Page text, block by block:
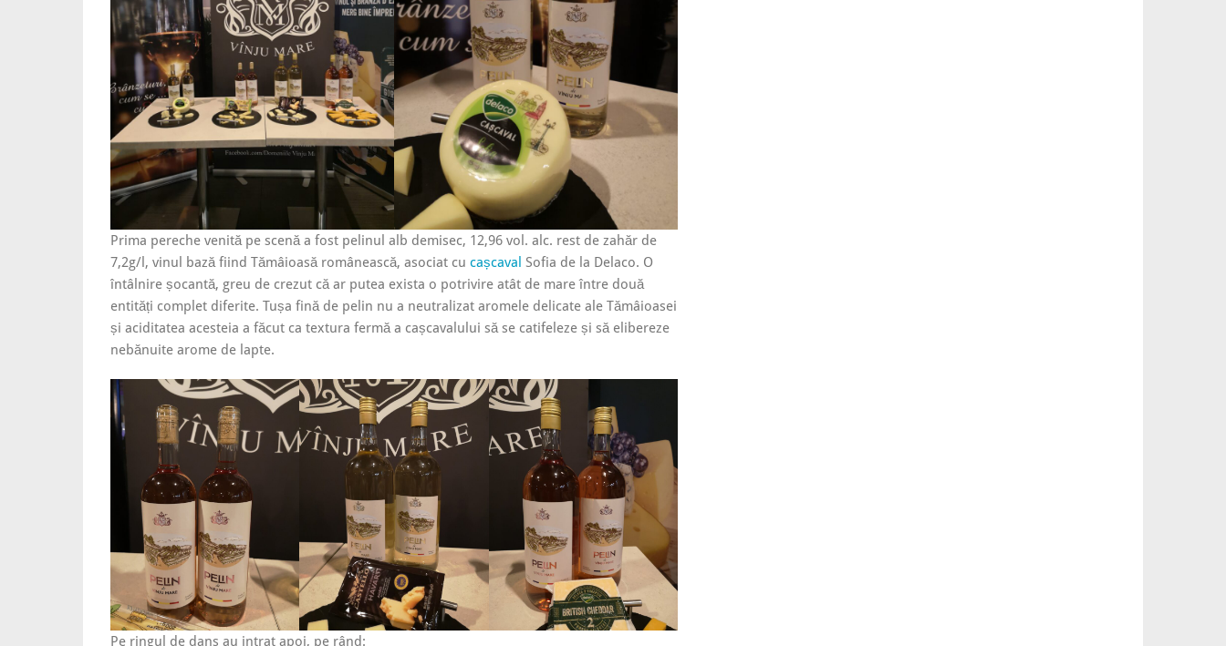
Prima pereche venită pe scenă a fost pelinul alb demisec, 12,96 vol. alc. rest de zahăr de
7,2g/l, vinul bază fiind Tămâioasă românească, asociat cu cașcaval Sofia de la Delaco. O
întâlnire șocantă, greu de crezut că ar putea exista o potrivire atât de mare între două
entități complet diferite. Tușa fină de pelin nu a neutralizat aromele delicate ale Tămâioasei
și aciditatea acesteia a făcut ca textura fermă a cașcavalului să se catifeleze și să elibereze
nebănuite arome de lapte.
Pe ringul de dans au intrat apoi, pe rând: